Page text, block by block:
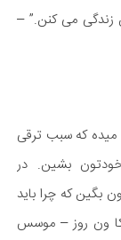
زندگی می کنن.” –
میده که سبب ترقی
بشین. در
بگین که چرا باید
ون روز – موسس